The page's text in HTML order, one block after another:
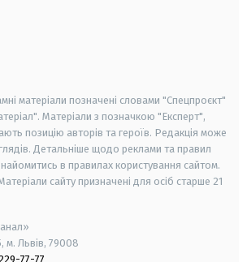
матеріали позначені словами "Спецпроєкт"
Матеріали з позначкою "Експерт",
позицію авторів та героїв. Редакція може
Детальніше щодо реклами та правил
в правилах користування сайтом.
сайту призначені для осіб старше 21
м. Львів, 79008
77-77